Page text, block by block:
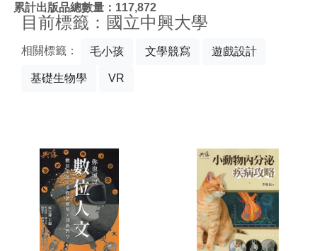
累計出版品總數量：117,872
目前標籤：國立中興大學
相關標籤： 毛小孩 文學競寫 遊戲設計
基礎生物學 VR